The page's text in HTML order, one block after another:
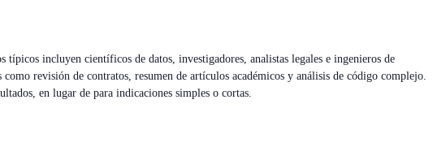
incluyen científicos de datos, investigadores, analistas legales e ingenieros de
revisión de contratos, resumen de artículos académicos y análisis de código complejo.
en lugar de para indicaciones simples o cortas.